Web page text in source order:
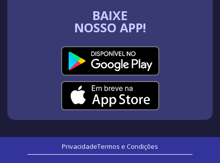
BAIXE
NOSSO APP!
PrivacidadeTermos e Condições